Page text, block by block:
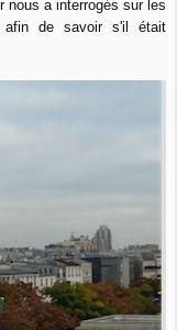
nous a interrogés sur les
de savoir s'il était